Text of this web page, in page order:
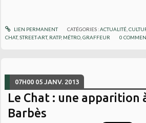
LIEN PERMANENT CATÉGORIES :ACTUALITÉ,
CHAT,STREET-ART, RATP, MÉTRO ,GRAFFEUR 0
07H00 05 JANV. 2013
Le Chat : une apparition
Barbès